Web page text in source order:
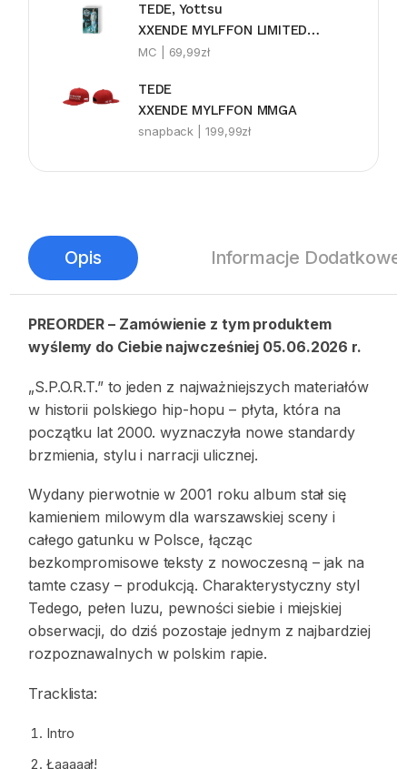
TEDE, Yottsu
XXENDE MYLFFON LIMITEDE MC
MC | 69,99zł
TEDE
XXENDE MYLFFON MMGA
snapback |199,99zł
Opis Informacje Dodatkowe
PREORDER – Zamówienie z tym produktem
wyślemy do Ciebie najwcześniej 05.06.2026 r.
„S.P.O.R.T.” to jeden z najważniejszych materiałów
w historii polskiego hip-hopu – płyta, która na
początku lat 2000. wyznaczyła nowe standardy
brzmienia, stylu i narracji ulicznej.
Wydany pierwotnie w 2001 roku album stał się
kamieniem milowym dla warszawskiej sceny i
całego gatunku w Polsce, łącząc
bezkompromisowe teksty z nowoczesną – jak na
tamte czasy – produkcją. Charakterystyczny styl
Tedego, pełen luzu, pewności siebie i miejskiej
obserwacji, do dziś pozostaje jednym z najbardziej
rozpoznawalnych w polskim rapie.
Tracklista:
Intro
Łaaaaał!